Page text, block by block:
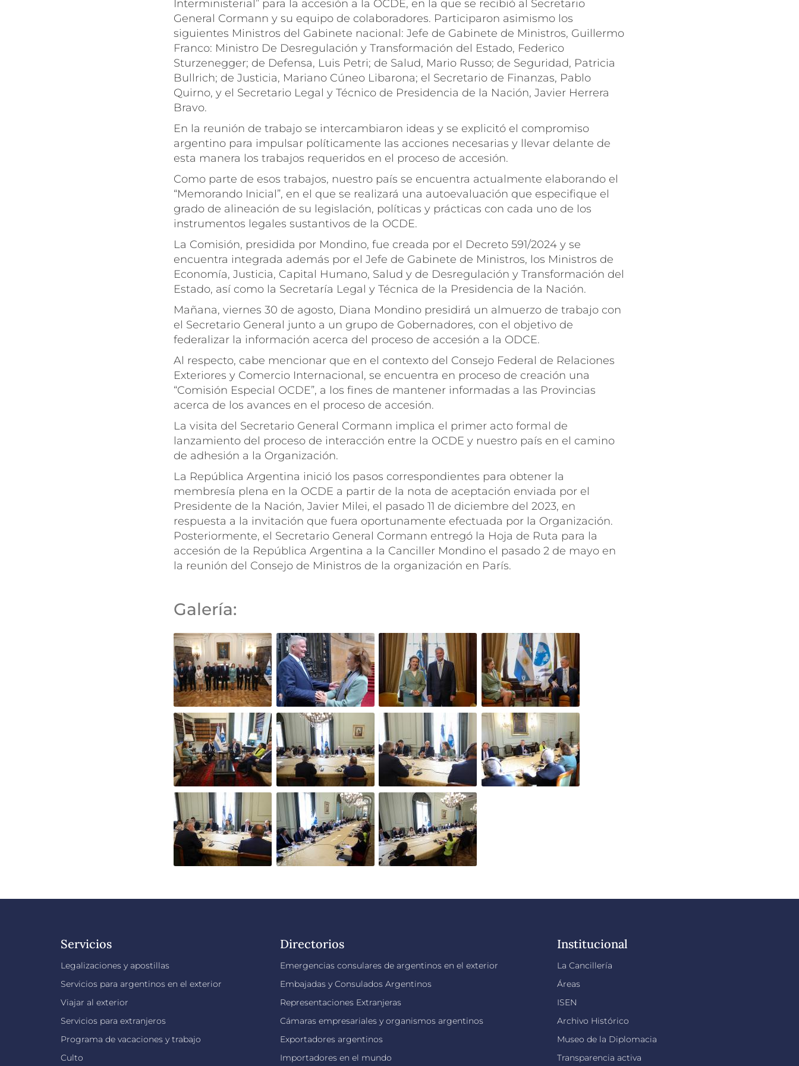
Interministerial” para la accesión a la OCDE, en la que se recibió al Secretario
General Cormann y su equipo de colaboradores. Participaron asimismo los
siguientes Ministros del Gabinete nacional: Jefe de Gabinete de Ministros, Guillermo
Franco: Ministro De Desregulación y Transformación del Estado, Federico
Sturzenegger; de Defensa, Luis Petri; de Salud, Mario Russo; de Seguridad, Patricia
Bullrich; de Justicia, Mariano Cúneo Libarona; el Secretario de Finanzas, Pablo
Quirno, y el Secretario Legal y Técnico de Presidencia de la Nación, Javier Herrera
Bravo.
En la reunión de trabajo se intercambiaron ideas y se explicitó el compromiso
argentino para impulsar políticamente las acciones necesarias y llevar delante de
esta manera los trabajos requeridos en el proceso de accesión.
Como parte de esos trabajos, nuestro país se encuentra actualmente elaborando el
“Memorando Inicial”, en el que se realizará una autoevaluación que especifique el
grado de alineación de su legislación, políticas y prácticas con cada uno de los
instrumentos legales sustantivos de la OCDE.
La Comisión, presidida por Mondino, fue creada por el Decreto 591/2024 y se
encuentra integrada además por el Jefe de Gabinete de Ministros, los Ministros de
Economía, Justicia, Capital Humano, Salud y de Desregulación y Transformación del
Estado, así como la Secretaría Legal y Técnica de la Presidencia de la Nación.
Mañana, viernes 30 de agosto, Diana Mondino presidirá un almuerzo de trabajo con
el Secretario General junto a un grupo de Gobernadores, con el objetivo de
federalizar la información acerca del proceso de accesión a la ODCE.
Al respecto, cabe mencionar que en el contexto del Consejo Federal de Relaciones
Exteriores y Comercio Internacional, se encuentra en proceso de creación una
“Comisión Especial OCDE”, a los fines de mantener informadas a las Provincias
acerca de los avances en el proceso de accesión.
La visita del Secretario General Cormann implica el primer acto formal de
lanzamiento del proceso de interacción entre la OCDE y nuestro país en el camino
de adhesión a la Organización.
La República Argentina inició los pasos correspondientes para obtener la
membresía plena en la OCDE a partir de la nota de aceptación enviada por el
Presidente de la Nación, Javier Milei, el pasado 11 de diciembre del 2023, en
respuesta a la invitación que fuera oportunamente efectuada por la Organización.
Posteriormente, el Secretario General Cormann entregó la Hoja de Ruta para la
accesión de la República Argentina a la Canciller Mondino el pasado 2 de mayo en
la reunión del Consejo de Ministros de la organización en París.
Galería:
Servicios
Legalizaciones y apostillas
Servicios para argentinos en el exterior
Viajar al exterior
Servicios para extranjeros
Programa de vacaciones y trabajo
Culto
Directorios
Emergencias consulares de argentinos en el exterior
Embajadas y Consulados Argentinos
Representaciones Extranjeras
Cámaras empresariales y organismos argentinos
Exportadores argentinos
Importadores en el mundo
Institucional
La Cancillería
Áreas
ISEN
Archivo Histórico
Museo de la Diplomacia
Transparencia activa